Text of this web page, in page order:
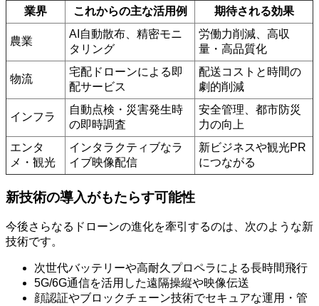
業界 これからの主な活用例 期待される効果
農業
AI自動散布、精密モニ
タリング
労働力削減、高収
量・高品質化
物流
宅配ドローンによる即
配サービス
配送コストと時間の
劇的削減
インフラ
自動点検・災害発生時
の即時調査
安全管理、都市防災
力の向上
エンタ
メ・観光
インタラクティブなラ
イブ映像配信
新ビジネスや観光PR
につながる
新技術の導入がもたらす可能性
今後さらなるドローンの進化を牽引するのは、次のような新
技術です。
次世代バッテリーや高耐久プロペラによる長時間飛行
5G/6G通信を活用した遠隔操縦や映像伝送
顔認証やブロックチェーン技術でセキュアな運用・管